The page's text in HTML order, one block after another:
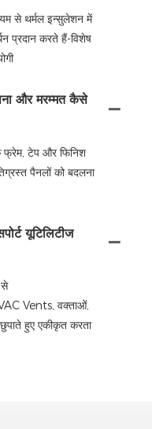
से थर्मल इन्सुलेशन में
प्रदान करते हैं-विशेष
और मरम्मत कैसे
फ्रेम, टेप और फिनिश
पैनलों को बदलना
यूटिलिटीज
से
Vents, वक्ताओं,
हुए एकीकृत करता